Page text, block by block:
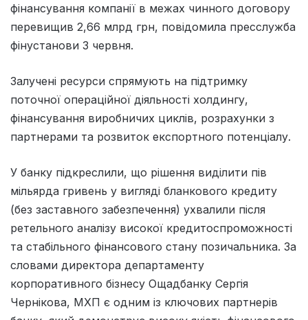
фінансування компанії в межах чинного договору
перевищив 2,66 млрд грн, повідомила пресслужба
фінустанови 3 червня.
Залучені ресурси спрямують на підтримку
поточної операційної діяльності холдингу,
фінансування виробничих циклів, розрахунки з
партнерами та розвиток експортного потенціалу.
У банку підкреслили, що рішення виділити пів
мільярда гривень у вигляді бланкового кредиту
(без заставного забезпечення) ухвалили після
ретельного аналізу високої кредитоспроможності
та стабільного фінансового стану позичальника. За
словами директора департаменту
корпоративного бізнесу Ощадбанку Сергія
Чернікова, МХП є одним із ключових партнерів